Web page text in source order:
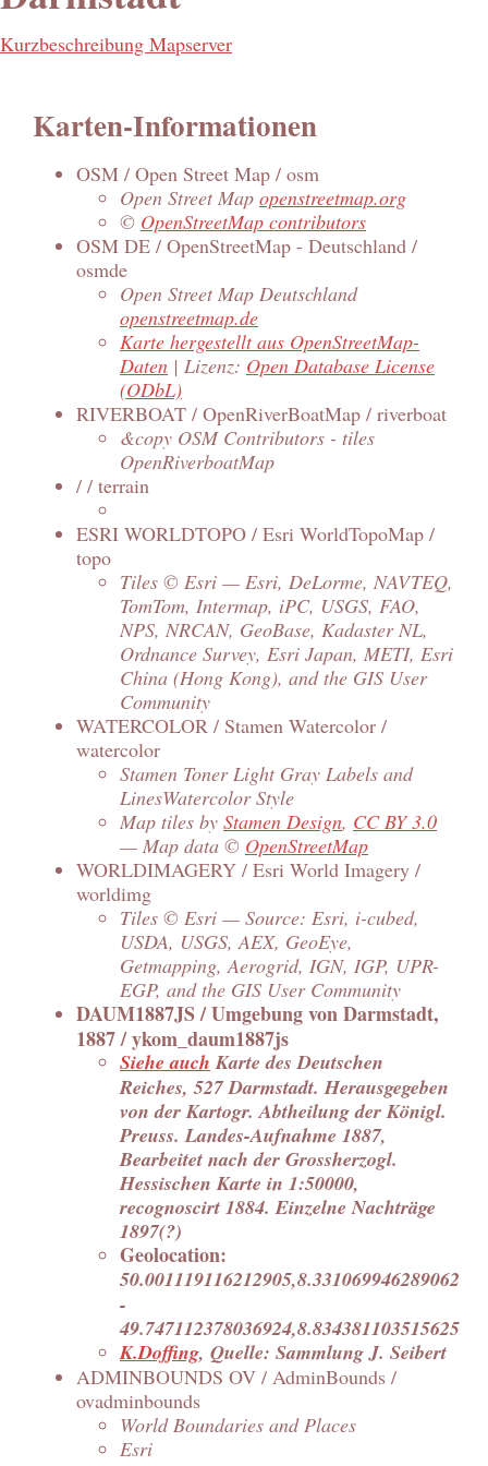
Kurzbeschreibung Mapserver
Karten-Informationen
OSM / Open Street Map / osm
Open Street Map openstreetmap.org
© OpenStreetMap contributors
OSM DE / OpenStreetMap - Deutschland /
osmde
Open Street Map Deutschland
openstreetmap.de
Karte hergestellt aus OpenStreetMap-
Daten | Lizenz: Open Database License
(ODbL)
RIVERBOAT / OpenRiverBoatMap / riverboat
&copy OSM Contributors - tiles
OpenRiverboatMap
/ / terrain
ESRI WORLDTOPO / Esri WorldTopoMap /
topo
Tiles © Esri — Esri, DeLorme, NAVTEQ,
TomTom, Intermap, iPC, USGS, FAO,
NPS, NRCAN, GeoBase, Kadaster NL,
Ordnance Survey, Esri Japan, METI, Esri
China (Hong Kong), and the GIS User
Community
WATERCOLOR / Stamen Watercolor /
watercolor
Stamen Toner Light Gray Labels and
LinesWatercolor Style
Map tiles by Stamen Design, CC BY 3.0
— Map data © OpenStreetMap
WORLDIMAGERY / Esri World Imagery /
worldimg
Tiles © Esri — Source: Esri, i-cubed,
USDA, USGS, AEX, GeoEye,
Getmapping, Aerogrid, IGN, IGP, UPR-
EGP, and the GIS User Community
DAUM1887JS / Umgebung von Darmstadt,
1887 / ykom_daum1887js
Siehe auch Karte des Deutschen
Reiches, 527 Darmstadt. Herausgegeben
von der Kartogr. Abtheilung der Königl.
Preuss. Landes-Aufnahme 1887,
Bearbeitet nach der Grossherzogl.
Hessischen Karte in 1:50000,
recognoscirt 1884. Einzelne Nachträge
1897(?)
Geolocation:
50.001119116212905,8.331069946289062
-
49.747112378036924,8.834381103515625
K.Doffing, Quelle: Sammlung J. Seibert
ADMINBOUNDS OV / AdminBounds /
ovadminbounds
World Boundaries and Places
Esri